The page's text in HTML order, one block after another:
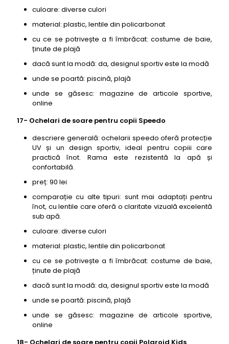
culoare: diverse culori
material: plastic, lentile din policarbonat
cu ce se potrivește a fi îmbrăcat: costume de baie,
ținute de plajă
dacă sunt la modă: da, designul sportiv este la modă
unde se poartă: piscină, plajă
unde se găsesc: magazine de articole sportive,
online
17- Ochelari de soare pentru copii Speedo
descriere generală: ochelarii speedo oferă protecție
UV și un design sportiv, ideal pentru copiii care
practică înot. Rama este rezistentă la apă și
confortabilă.
preț: 90 lei
comparație cu alte tipuri: sunt mai adaptați pentru
înot, cu lentile care oferă o claritate vizuală excelentă
sub apă.
culoare: diverse culori
material: plastic, lentile din policarbonat
cu ce se potrivește a fi îmbrăcat: costume de baie,
ținute de plajă
dacă sunt la modă: da, designul sportiv este la modă
unde se poartă: piscină, plajă
unde se găsesc: magazine de articole sportive,
online